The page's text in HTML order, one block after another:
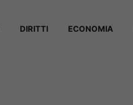
DIRITTI ECONOMIA